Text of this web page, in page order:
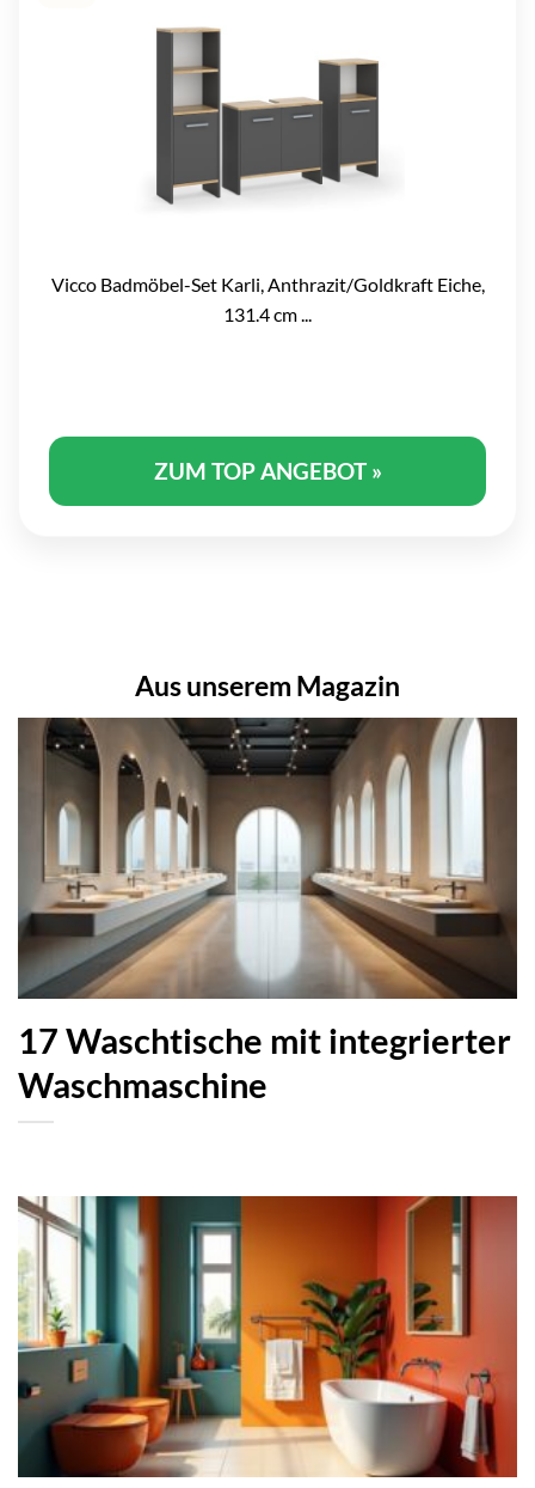
Vicco Badmöbel-Set Karli, Anthrazit/Goldkraft Eiche,
131.4 cm ...
ZUM TOP ANGEBOT »
Aus unserem Magazin
17 Waschtische mit integrierter
Waschmaschine